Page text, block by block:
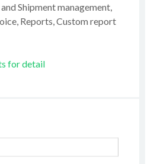
Shipment management,
Reports, Custom report
for detail